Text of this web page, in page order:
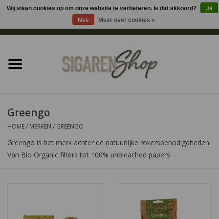
Sigaren accessoires
Shag accessoires
Aansteker
Greengo
HOME/ MERKEN / GREENGO
Greengo is het merk achter de natuurlijke rokersbenodigdheden.
Van Bio Organic filters tot 100% unbleached papers.
Wij slaan cookies op om onze website te verbeteren. Is dat akkoord?
Ja
Nee
Meer over cookies »